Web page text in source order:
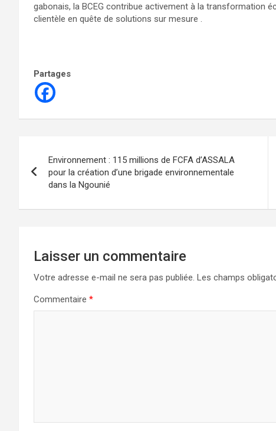
gabonais, la BCEG contribue activement à la transformation
clientèle en quête de solutions sur mesure .
Partages
de
Environnement : 115 millions de FCFA d’ASSALA
pour la création d’une brigade environnementale
dans la Ngounié
Laisser un commentaire
Votre adresse e-mail ne sera pas publiée. Les champs
Commentaire *